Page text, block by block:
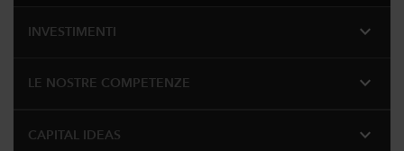
INVESTIMENTI expand_more
LE NOSTRE COMPETENZE expand_more
CAPITAL IDEAS expand_more